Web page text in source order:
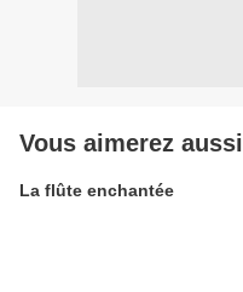
Vous aimerez aussi
La flûte enchantée